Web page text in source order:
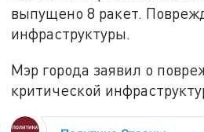
выпущено 8 ракет.
инфраструктуры.
Мэр города заявил о
критической